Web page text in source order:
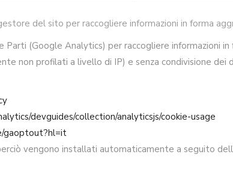
del sito per raccogliere informazioni in forma
(Google Analytics) per raccogliere informazioni
non profilati a livello di IP) e senza condivisione dei
devguides/collection/analyticsjs/cookie-usage
gaoptout?hl=it
vengono installati automaticamente a seguito